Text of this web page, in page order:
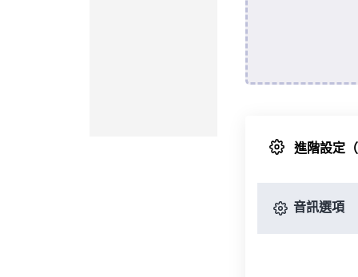
進階設定
音訊選項